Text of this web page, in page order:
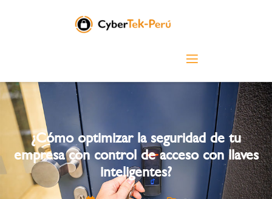
¿Cómo optimizar la seguridad de tu
empresa con control de acceso con llaves
inteligentes?